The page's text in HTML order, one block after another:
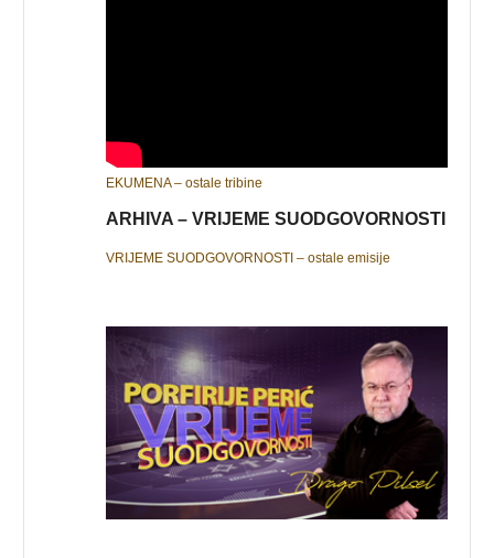
EKUMENA – ostale tribine
ARHIVA – VRIJEME SUODGOVORNOSTI
VRIJEME SUODGOVORNOSTI – ostale emisije